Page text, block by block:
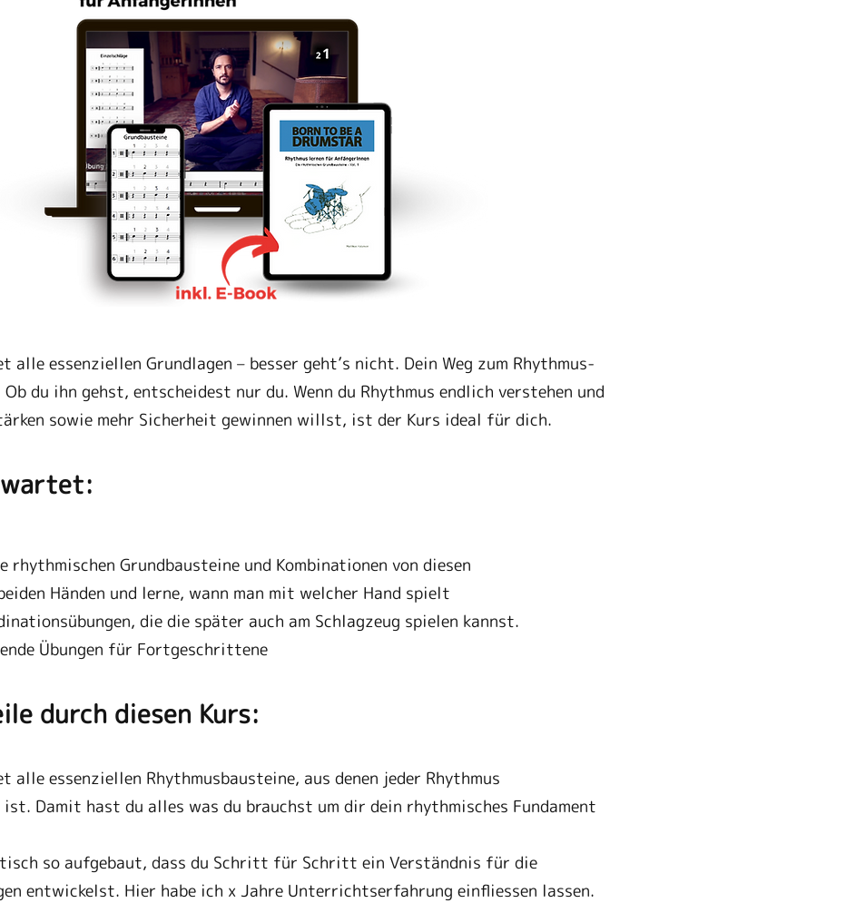
alle essenziellen Grundlagen – besser geht’s nicht. Dein Weg zum Rhythmus-
du ihn gehst, entscheidest nur du. Wenn du Rhythmus endlich verstehen und
sowie mehr Sicherheit gewinnen willst, ist der Kurs ideal für dich.
rhythmischen Grundbausteine und Kombinationen von diesen
Händen und lerne, wann man mit welcher Hand spielt
die die später auch am Schlagzeug spielen kannst.
Übungen für Fortgeschrittene
durch diesen Kurs:
alle essenziellen Rhythmusbausteine, aus denen jeder Rhythmus
ist. Damit hast du alles was du brauchst um dir dein rhythmisches Fundament
so aufgebaut, dass du Schritt für Schritt ein Verständnis für die
entwickelst. Hier habe ich x Jahre Unterrichtserfahrung einfliessen lassen.